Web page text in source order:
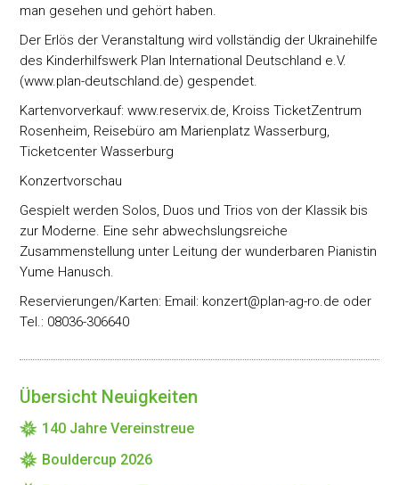
man gesehen und gehört haben.
Der Erlös der Veranstaltung wird vollständig der Ukrainehilfe
des Kinderhilfswerk Plan International Deutschland e.V.
(www.plan-deutschland.de) gespendet.
Kartenvorverkauf: www.reservix.de, Kroiss TicketZentrum
Rosenheim, Reisebüro am Marienplatz Wasserburg,
Ticketcenter Wasserburg
Konzertvorschau
Gespielt werden Solos, Duos und Trios von der Klassik bis
zur Moderne. Eine sehr abwechslungsreiche
Zusammenstellung unter Leitung der wunderbaren Pianistin
Yume Hanusch.
Reservierungen/Karten: Email: konzert@plan-ag-ro.de oder
Tel.: 08036-306640
Übersicht Neuigkeiten
140 Jahre Vereinstreue
Bouldercup 2026